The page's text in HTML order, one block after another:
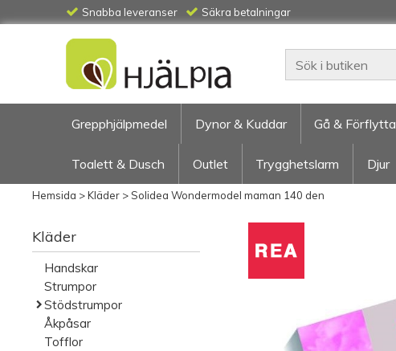
Snabba leveranser Säkra betalningar
Grepphjälpmedel Dynor & Kuddar Gå & Förflytta
Toalett & Dusch Outlet Trygghetslarm Djur
Hemsida >Kläder >Solidea Wondermodel maman 140 den
Kläder
Handskar
Strumpor
Stödstrumpor
Åkpåsar
Tofflor